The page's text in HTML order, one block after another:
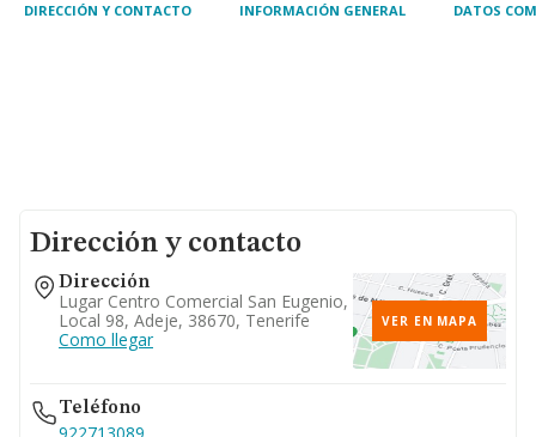
DIRECCIÓN Y CONTACTO INFORMACIÓN GENERAL DATOS
Dirección y contacto
Dirección
Lugar Centro Comercial San Eugenio,
Local 98, Adeje, 38670, Tenerife
Como llegar
VER EN MAPA
Teléfono